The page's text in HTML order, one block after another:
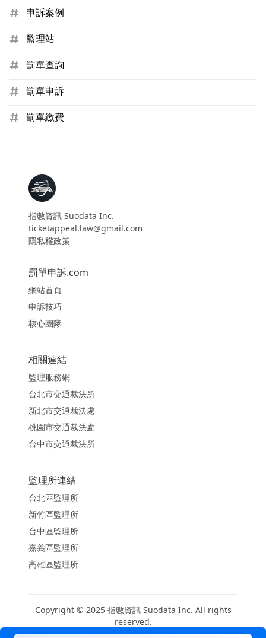
申訴案例
監理站
罰單查詢
罰單申訴
罰單繳費
指數資訊 Suodata Inc.
ticketappeal.law@gmail.com
隱私權政策
罰單申訴.com
網站首頁
申訴技巧
核心團隊
相關連結
監理服務網
台北市交通裁決所
新北市交通裁決處
桃園市交通裁決處
台中市交通裁決所
監理所連結
台北區監理所
新竹區監理所
台中區監理所
嘉義區監理所
高雄區監理所
Copyright © 2025 指數資訊 Suodata Inc. All rights
reserved.